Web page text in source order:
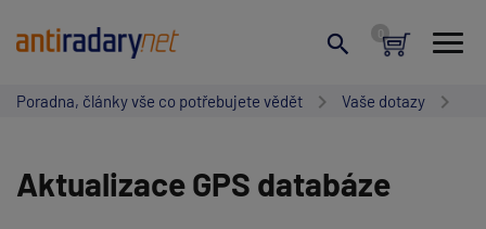
Poradna, články vše co potřebujete vědět Vaše dotazy
Aktualizace GPS databáze